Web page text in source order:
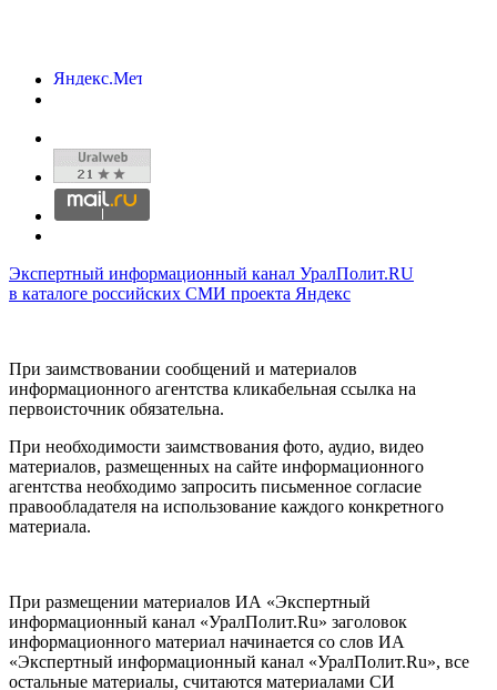
Экспертный информационный канал УралПолит.RU
в каталоге российских СМИ проекта Яндекс
При заимствовании сообщений и материалов
информационного агентства кликабельная ссылка на
первоисточник обязательна.
При необходимости заимствования фото, аудио, видео
материалов, размещенных на сайте информационного
агентства необходимо запросить письменное согласие
правообладателя на использование каждого конкретного
материала.
При размещении материалов ИА «Экспертный
информационный канал «УралПолит.Ru» заголовок
информационного материал начинается со слов ИА
«Экспертный информационный канал «УралПолит.Ru», все
остальные материалы, считаются материалами СИ